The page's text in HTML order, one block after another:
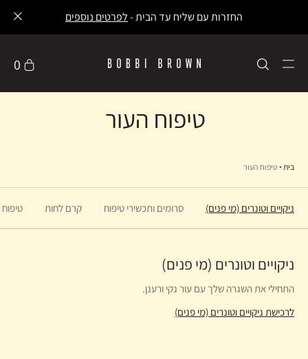
החזרות עם שליח עד הבית -לפרטים נוספים
0
טיפוח העור
בית טיפוח העור
ניקויים וטונרים (מי פנים) סרומים ותכשירי טיפוח קרם לחות טיפוח
ניקויים וטונרים (מי פנים)
התחילי את השגרה שלך עם עור נקי ורענן.
לרכישת ניקויים וטונרים (מי פנים)